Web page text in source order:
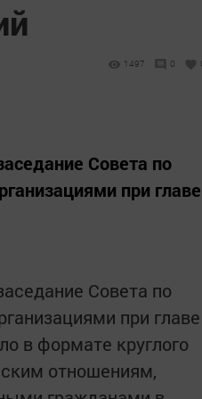
1497 0
Совета по
при главе
Совета по
при главе
в формате круглого
отношениям,